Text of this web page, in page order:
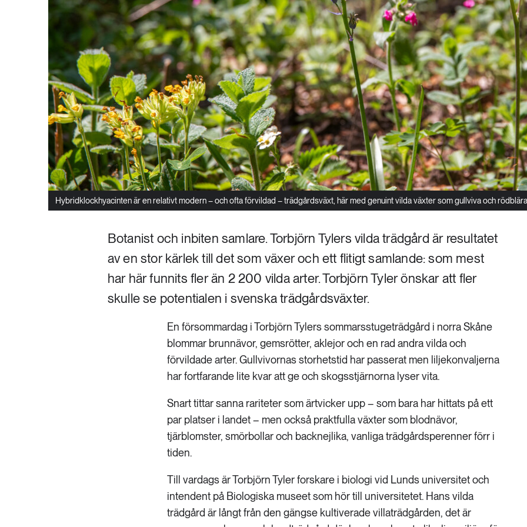
Hybridklockhyacinten är en relativt modern – och ofta förvildad – trädgårdsväxt, här med genuint vilda växter som gullviva och
Botanist och inbiten samlare. Torbjörn Tylers vilda trädgård är resultatet
av en stor kärlek till det som växer och ett flitigt samlande: som mest
har här funnits fler än 2 200 vilda arter. Torbjörn Tyler önskar att fler
skulle se potentialen i svenska trädgårdsväxter.
En försommardag i Torbjörn Tylers sommarsstugeträdgård i norra Skåne
blommar brunnävor, gemsrötter, aklejor och en rad andra vilda och
förvildade arter. Gullvivornas storhetstid har passerat men liljekonvaljerna
har fortfarande lite kvar att ge och skogsstjärnorna lyser vita.
Snart tittar sanna rariteter som ärtvicker upp – som bara har hittats på ett
par platser i landet – men också praktfulla växter som blodnävor,
tjärblomster, smörbollar och backnejlika, vanliga trädgårdsperenner förr i
tiden.
Till vardags är Torbjörn Tyler forskare i biologi vid Lunds universitet och
intendent på Biologiska museet som hör till universitetet. Hans vilda
trädgård är långt från den gängse kultiverade villaträdgården, det är